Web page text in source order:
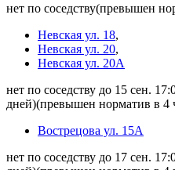
нет по соседству(превышен
Невская ул. 18,
Невская ул. 20,
Невская ул. 20А
нет по соседству до 15 сен.
дней)(превышен норматив в 4
Вострецова ул. 15А
нет по соседству до 17 сен.